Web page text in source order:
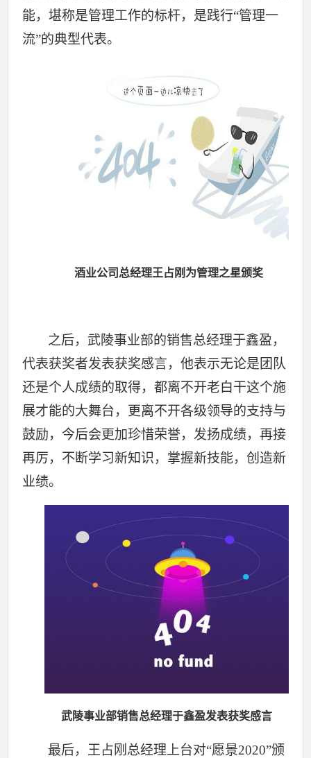
能，堪称是管理工作的标杆，是践行“管理一
流”的典型代表。
酒业公司总经理王占刚为管理之星颁奖
之后，武陵事业部的销售总经理于鑫盈，
代表获奖者发表获奖感言，他表示无论是团队
还是个人成绩的取得，都离不开老白干这个施
展才能的大舞台，更离不开各级领导的支持与
鼓励，今后会更加珍惜荣誉，发扬成绩，再接
再厉，不断学习新知识，掌握新技能，创造新
业绩。
武陵事业部销售总经理于鑫盈发表获奖感言
最后，王占刚总经理上台对“愿景2020”颁